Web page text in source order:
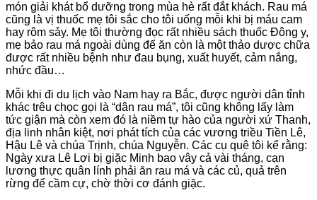
món giải khát bổ dưỡng trong mùa hè rất đắt khách. Rau má
cũng là vị thuốc mẹ tôi sắc cho tôi uống mỗi khi bị máu cam
hay rôm sảy. Mẹ tôi thường đọc rất nhiều sách thuốc Đông y,
mẹ bảo rau má ngoài dùng để ăn còn là một thảo dược chữa
được rất nhiều bệnh như đau bụng, xuất huyết, cảm nắng,
nhức đầu…
Mỗi khi đi du lịch vào Nam hay ra Bắc, được người dân tỉnh
khác trêu chọc gọi là “dân rau má”, tôi cũng không lấy làm
tức giận mà còn xem đó là niềm tự hào của người xứ Thanh,
địa linh nhân kiệt, nơi phát tích của các vương triều Tiền Lê,
Hậu Lê và chúa Trịnh, chúa Nguyễn. Các cụ quê tôi kể rằng:
Ngày xưa Lê Lợi bị giặc Minh bao vây cả vài tháng, cạn
lương thực quân lính phải ăn rau má và các củ, quả trên
rừng để cầm cự, chờ thời cơ đánh giặc.